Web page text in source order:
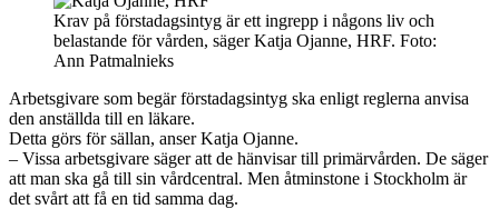
Krav på förstadagsintyg är ett ingrepp i någons liv och
belastande för vården, säger Katja Ojanne, HRF. Foto:
Ann Patmalnieks
Arbetsgivare som begär förstadagsintyg ska enligt reglerna anvisa
den anställda till en läkare.
Detta görs för sällan, anser Katja Ojanne.
– Vissa arbetsgivare säger att de hänvisar till primärvården. De säger
att man ska gå till sin vårdcentral. Men åtminstone i Stockholm är
det svårt att få en tid samma dag.